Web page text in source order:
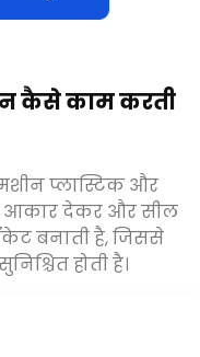
कैसे काम करती
प्लास्टिक और
आकार देकर और सील
बनाती है, जिससे
होती है।